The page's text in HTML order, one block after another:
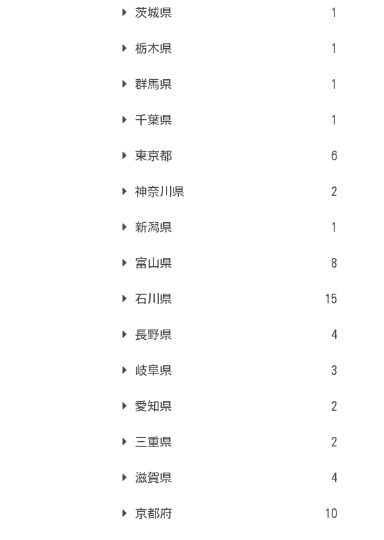
茨城県 1
栃木県 1
群馬県 1
千葉県 1
東京都 6
神奈川県 2
新潟県 1
富山県 8
石川県 15
長野県 4
岐阜県 3
愛知県 2
三重県 2
滋賀県 4
京都府 10